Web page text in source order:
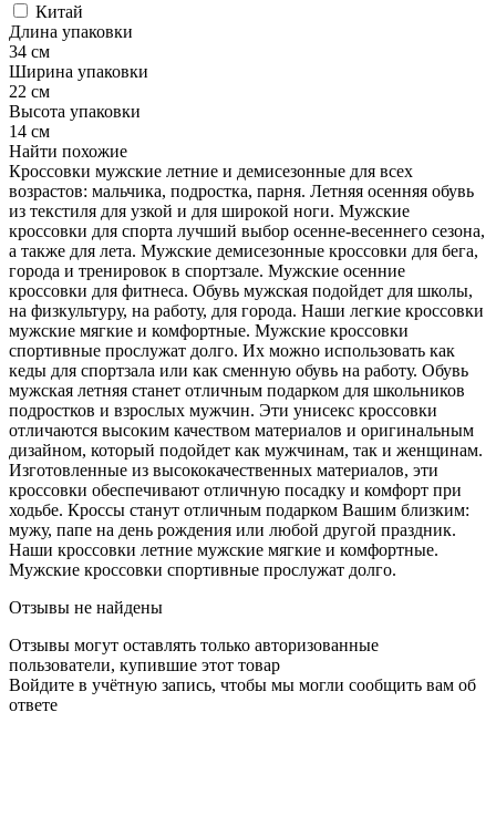
Китай
Длина упаковки
34 см
Ширина упаковки
22 см
Высота упаковки
14 см
Найти похожие
Кроссовки мужские летние и демисезонные для всех
возрастов: мальчика, подростка, парня. Летняя осенняя обувь
из текстиля для узкой и для широкой ноги. Мужские
кроссовки для спорта лучший выбор осенне-весеннего сезона,
а также для лета. Мужские демисезонные кроссовки для бега,
города и тренировок в спортзале. Мужские осенние
кроссовки для фитнеса. Обувь мужская подойдет для школы,
на физкультуру, на работу, для города. Наши легкие кроссовки
мужские мягкие и комфортные. Мужские кроссовки
спортивные прослужат долго. Их можно использовать как
кеды для спортзала или как сменную обувь на работу. Обувь
мужская летняя станет отличным подарком для школьников
подростков и взрослых мужчин. Эти унисекс кроссовки
отличаются высоким качеством материалов и оригинальным
дизайном, который подойдет как мужчинам, так и женщинам.
Изготовленные из высококачественных материалов, эти
кроссовки обеспечивают отличную посадку и комфорт при
ходьбе. Кроссы станут отличным подарком Вашим близким:
мужу, папе на день рождения или любой другой праздник.
Наши кроссовки летние мужские мягкие и комфортные.
Мужские кроссовки спортивные прослужат долго.
Отзывы не найдены
Отзывы могут оставлять только авторизованные
пользователи, купившие этот товар
Войдите в учётную запись, чтобы мы могли сообщить вам об
ответе